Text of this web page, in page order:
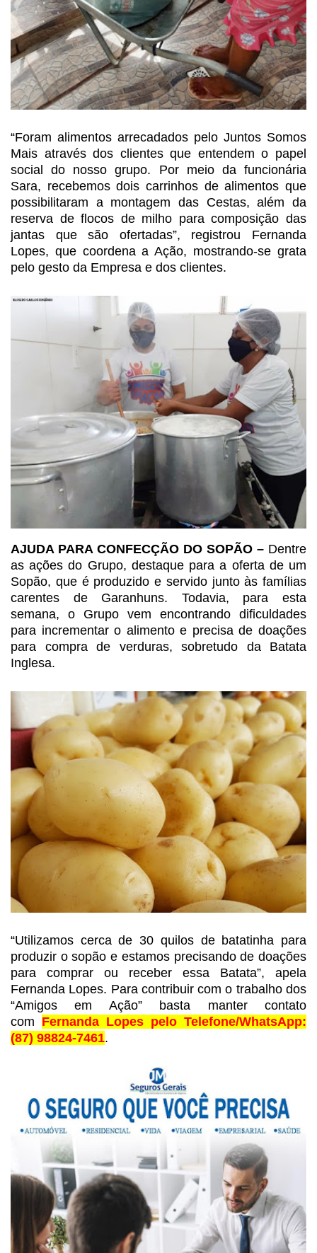
“Foram alimentos arrecadados pelo Juntos Somos
Mais através dos clientes que entendem o papel
social do nosso grupo. Por meio da funcionária
Sara, recebemos dois carrinhos de alimentos que
possibilitaram a montagem das Cestas, além da
reserva deflocos de milho para composição das
jantas que são ofertadas”, registrou Fernanda
Lopes, que coordena a Ação, mostrando-se grata
pelo gesto da Empresa e dos clientes.
AJUDA PARA CONFECÇÃO DO SOPÃO – Dentre
as ações do Grupo, destaque para a oferta de um
Sopão, que é produzido e servido junto às famílias
carentes de Garanhuns. Todavia, para esta
semana, o Grupo vem encontrando dificuldades
para incrementar o alimento e precisa de doações
para compra de verduras, sobretudo da Batata
Inglesa.
“Utilizamos cerca de 30 quilos de batatinha para
produzir o sopão e estamosprecisando de doações
para comprar ou receber essa Batata”, apela
Fernanda Lopes. Para contribuir com o trabalho dos
“Amigos em Ação” basta manter contato
com Fernanda Lopes pelo Telefone/WhatsApp:
(87) 98824-7461.